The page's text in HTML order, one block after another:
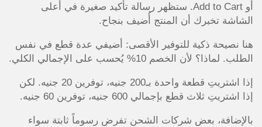
أو Add to Cart. ستظهر رسالة تأكيد صغيرة في أعلى
الشاشة تخبرك أن المنتج أُضيف بنجاح.
هنا نصيحة ذكية للتوفير الأقصى: أضيفي عدة قطع في نفس
الطلب. لماذا؟ لأن الخصم 10% يُحسب على الإجمالي الكلي.
إذا اشتريتِ قطعة واحدة بـ200 جنيه، توفرين 20 جنيه. لكن
إذا اشتريتِ ثلاث قطع بإجمالي 600 جنيه، توفرين 60 جنيه.
بالإضافة، بعض شركات الشحن تفرض رسوماً ثابتة سواء